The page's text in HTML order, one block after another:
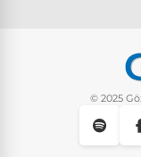
Instagram’da
© 2025